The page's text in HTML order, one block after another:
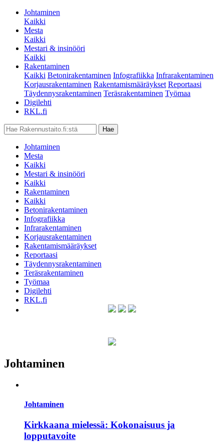
Johtaminen
Kaikki
Mesta
Kaikki
Mestari & insinööri
Kaikki
Rakentaminen
Kaikki Betonirakentaminen Infografiikka Infrarakentaminen
Korjausrakentaminen Rakentamismääräykset Reportaasi
Täydennysrakentaminen Teräsrakentaminen Työmaa
Digilehti
RKL.fi
Johtaminen
Mesta
Kaikki
Mestari & insinööri
Kaikki
Rakentaminen
Kaikki
Betonirakentaminen
Infografiikka
Infrarakentaminen
Korjausrakentaminen
Rakentamismääräykset
Reportaasi
Täydennysrakentaminen
Teräsrakentaminen
Työmaa
Digilehti
RKL.fi
Johtaminen
Johtaminen
Kirkkaana mielessä: Kokonaisuus ja
lopputavoite